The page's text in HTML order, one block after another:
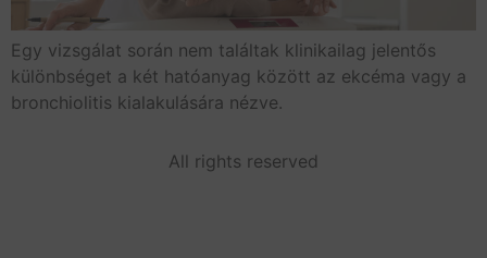
Egy vizsgálat során nem találtak klinikailag jelentős
különbséget a két hatóanyag között az ekcéma vagy a
bronchiolitis kialakulására nézve.
All rights reserved